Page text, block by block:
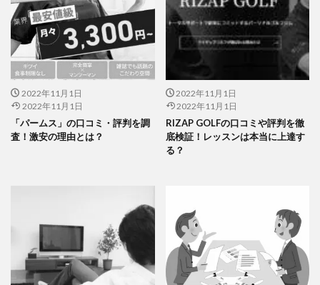
2022年11月1日
2022年11月1日
「パームス」の口コミ・評判を調
査！激安の理由とは？
2022年11月1日
2022年11月1日
RIZAP GOLFの口コミや評判を徹
底検証！レッスンは本当に上達す
る？